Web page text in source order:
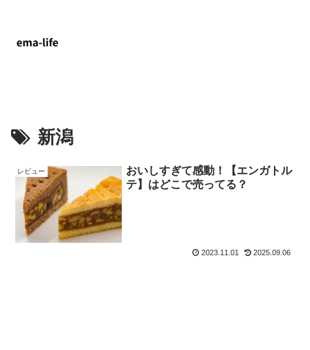
新潟
レビュー
おいしすぎて感動！【エンガトル
テ】はどこで売ってる？
2023.11.01 2025.09.06